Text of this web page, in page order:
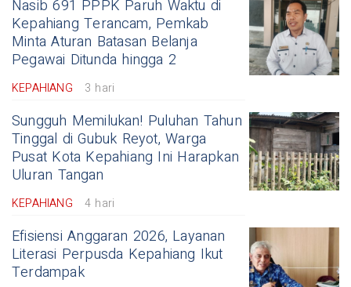
Nasib 691 PPPK Paruh Waktu di
Kepahiang Terancam, Pemkab
Minta Aturan Batasan Belanja
Pegawai Ditunda hingga 2
KEPAHIANG 3 hari
Sungguh Memilukan! Puluhan Tahun
Tinggal di Gubuk Reyot, Warga
Pusat Kota Kepahiang Ini Harapkan
Uluran Tangan
KEPAHIANG 4 hari
Efisiensi Anggaran 2026, Layanan
Literasi Perpusda Kepahiang Ikut
Terdampak